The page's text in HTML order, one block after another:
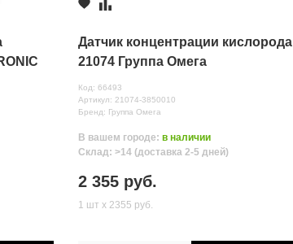
Датчик концентрации кислорода
21074 Группа Омега
Код: 66493
Артикул: 21074-3850010
Бренд: Группа Омега
В вашем городе: в наличии
Склад: >14 (доставка 2-5 дней)
2 355 руб.
1 шт х 2355 руб.